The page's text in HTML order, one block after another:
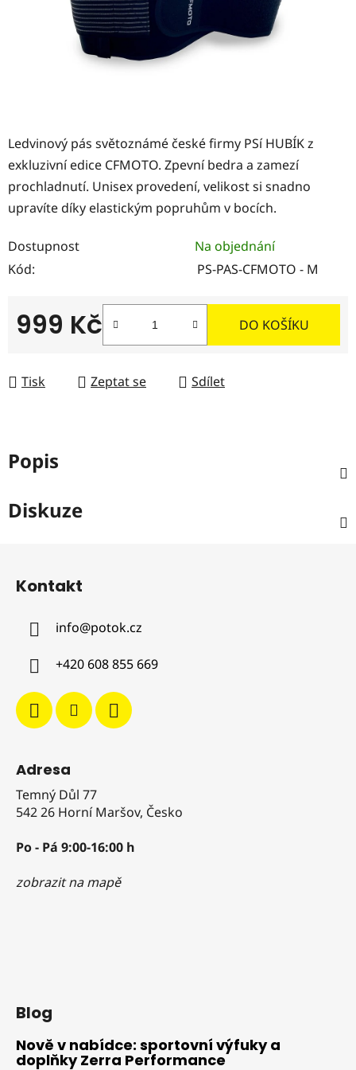
Ledvinový pás světoznámé české firmy PSí HUBÍK z
exkluzivní edice CFMOTO. Zpevní bedra a zamezí
prochladnutí. Unisex provedení, velikost si snadno
upravíte díky elastickým popruhům v bocích.
Dostupnost
Na objednání
Kód:
PS-PAS-CFMOTO - M
999 Kč DO KOŠÍKU
Tisk Zeptat se Sdílet
Popis
Diskuze
Kontakt
info@potok.cz
+420 608 855 669
Adresa
Temný Důl 77
542 26 Horní Maršov, Česko
Po - Pá 9:00-16:00 h
zobrazit na mapě
Blog
Nově v nabídce: sportovní výfuky a
doplňky Zerra Performance